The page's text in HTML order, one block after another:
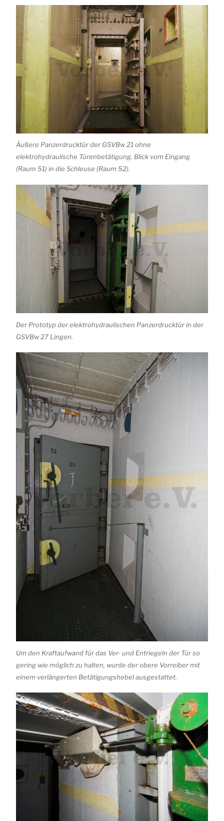
Äußere Panzerdrucktür der GSVBw 21 ohne
elektrohydraulische Türenbetätigung. Blick vom Eingang
(Raum 51) in die Schleuse (Raum 52).
Der Prototyp der elektrohydraulischen Panzerdrucktür in der
GSVBw 27 Lingen.
Um den Kraftaufwand für das Ver- und Entriegeln der Tür so
gering wie möglich zu halten, wurde der obere Vorreiber mit
einem verlängerten Betätigungshebel ausgestattet.